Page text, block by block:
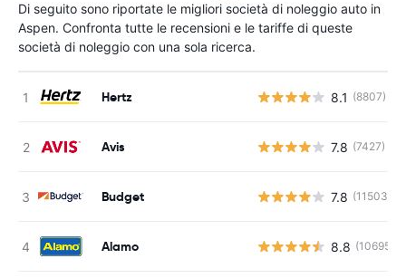
Di seguito sono riportate le migliori società di noleggio auto in
Aspen. Confronta tutte le recensioni e le tariffe di queste
società di noleggio con una sola ricerca.
Hertz 8.1 (8807)
Avis 7.8 (7427)
Budget 7.8 (11503)
Alamo 8.8 (10695)